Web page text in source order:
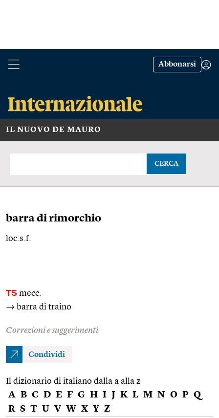
Abbonarsi
IL NUOVO DE MAURO
CERCA
barra di rimorchio
loc.s.f.
TS mecc.
→ barra di traino
Correzioni e suggerimenti
Condividi
Il dizionario di italiano dalla a alla z
A B C D E F G H I J K L M N O P Q
R S T U V W X Y Z